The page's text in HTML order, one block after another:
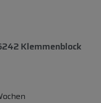
Klemmenblock